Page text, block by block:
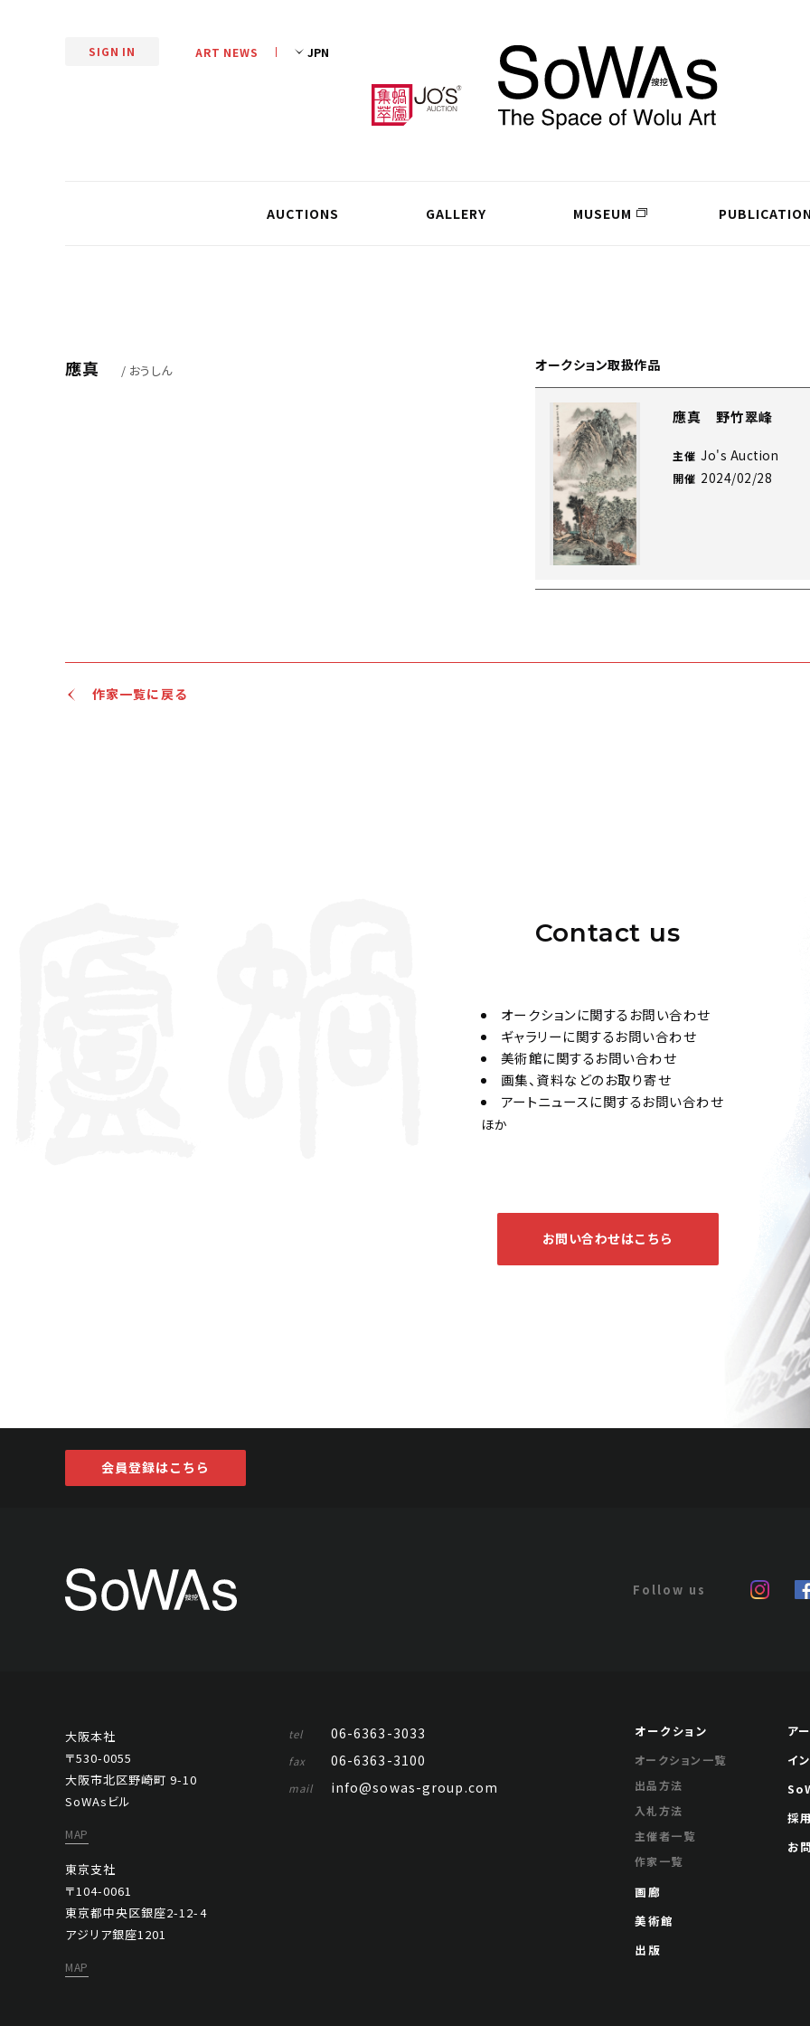
SIGN IN ART NEWS
AUCTIONS GALLERY MUSEUM
應真 / おうしん オークション取扱作品
應真 野竹翠峰
主催 Jo's Auction
開催 2024/02/28
作家一覧に戻る
Contact us
オークションに関するお問い合わせ
ギャラリーに関するお問い合わせ
美術館に関するお問い合わせ
画集、資料などのお取り寄せ
アートニュースに関するお問い合わせ
ほか
お問い合わせはこちら
会員登録はこちら
大阪本社
〒530-0055
大阪市北区野崎町 9-10
SoWAsビル
MAP
東京支社
〒104-0061
東京都中央区銀座2-12-4
アジリア銀座1201
MAP
tel 06-6363-3033
fax 06-6363-3100
mail info@sowas-group.com
オークション
オークション一覧
出品方法
入札方法
主催者一覧
作家一覧
画廊
美術館
出版
ア
イ
採
お